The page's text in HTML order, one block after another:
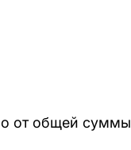
от общей суммы